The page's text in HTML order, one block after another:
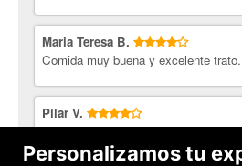
¡Mima tu paladar con Colectivia!
Maria Teresa B.
Comida muy buena y excelente
Pilar V.
Hoy hemos hecho uso de los
local muy acogedor, el personal muy
Personalizamos tu